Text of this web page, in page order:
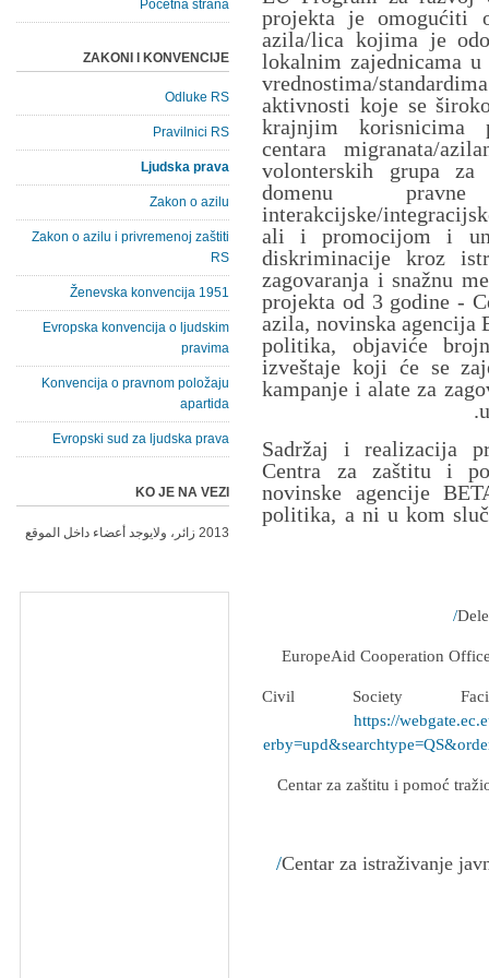
projekta je omogućiti
azila/lica kojima je
lokalnim zajednicama
vrednostima/
aktivnosti koje se
krajnjim korisnicima
centara migranata/
volonterskih grupa
domenu
interakcijske/
ali i promocijom i
diskriminacije kroz
zagovaranja i snažnu
projekta od 3 godine -
azila, novinska agencija
politika, objaviće
izveštaje koji će se
kampanje i alate za
Sadržaj i realizacija
Centra za zaštitu i
novinske agencije
politika, a ni u kom
https://
Početna strana
ZAKONI I KONVENCIJE
Odluke RS
Pravilnici RS
Ljudska prava
Zakon o azilu
Zakon o azilu i privremenoj zaštiti
RS
Ženevska konvencija 1951
Evropska konvencija o ljudskim
pravima
Konvencija o pravnom položaju
apartida
Evropski sud za ljudska prava
KO JE NA VEZI
2013 زائر، ولايوجد أعضاء داخل الموقع